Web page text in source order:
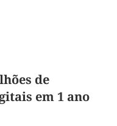
de
em 1 ano